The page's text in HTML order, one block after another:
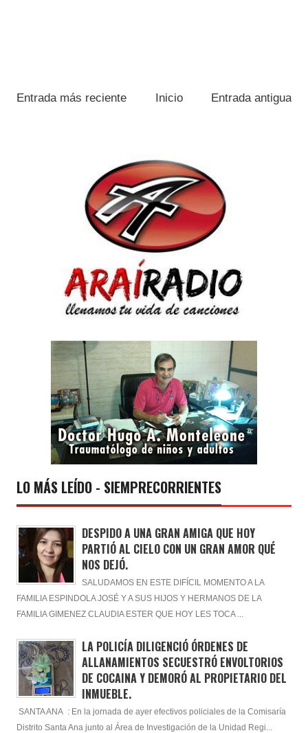
Entrada más reciente Entrada antigua
Inicio
LO MÁS LEÍDO - SIEMPRECORRIENTES
DESPIDO A UNA GRAN AMIGA QUE HOY
PARTIÓ AL CIELO CON UN GRAN AMOR QUÉ
NOS DEJÓ.
SALUDAMOS EN ESTE DIFÍCIL MOMENTO A LA
FAMILIA ESPINDOLA JOSÉ Y A SUS HIJOS Y HERMANOS DE LA
FAMILIA GIMENEZ CLAUDIA ESTER QUE HOY LES TOCA ...
LA POLICÍA DILIGENCIÓ ÓRDENES DE
ALLANAMIENTOS SECUESTRÓ ENVOLTORIOS
DE COCAINA Y DEMORÓ AL PROPIETARIO DEL
INMUEBLE.
SANTA ANA : En la jornada de ayer efectivos policiales de la Comisaría
Distrito Santa Ana junto al Área de Investigación de la Unidad Regi...